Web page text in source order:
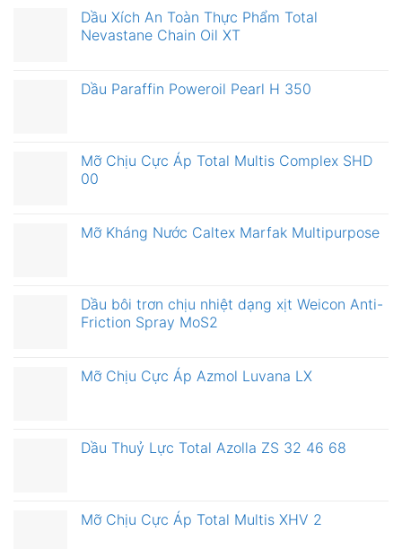
Dầu Xích An Toàn Thực Phẩm Total
Nevastane Chain Oil XT
Dầu Paraffin Poweroil Pearl H 350
Mỡ Chịu Cực Áp Total Multis Complex SHD
00
Mỡ Kháng Nước Caltex Marfak Multipurpose
Dầu bôi trơn chịu nhiệt dạng xịt Weicon Anti-
Friction Spray MoS2
Mỡ Chịu Cực Áp Azmol Luvana LX
Dầu Thuỷ Lực Total Azolla ZS 32 46 68
Mỡ Chịu Cực Áp Total Multis XHV 2